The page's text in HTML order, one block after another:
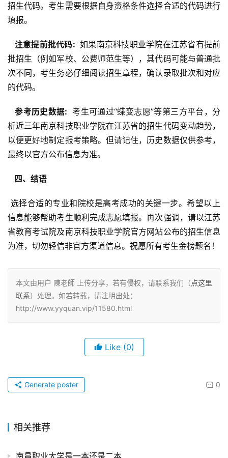
招生代码。考生需要根据自身资格条件选择合适的代码进行
填报。
  注意提前批代码:
如果南京科技职业学院在江苏省有提前
批招生（例如军校、公费师范生等），其代码可能与普通批
次不同，考生务必仔细阅读招生章程，确认录取批次和对应
的代码。
  参考历史数据:
考生可通过“蝶变志愿”等第三方平台，分
析近三年南京科技职业学院在江苏省的招生代码变动趋势，
以便更好地制定报考策略。但请记住，历史数据仅供参考，
最终以官方公布信息为准。
  四、结语
信息能够帮助考生顺利完成志愿填报。再次强调，请以江苏
省教育考试院及南京科技职业学院官方网站公布的招生信息
为准，切勿轻信非官方渠道信息。祝愿所有考生金榜题名！
本文由用户 陳老師 上传分享，若有侵权，请联系我们（点这里
联系）处理。如若转载，请注明出处：
http://www.yyquan.vip/11580.html
Like (0)
0
Generate poster
相关推荐
南昌职业大学是一本还是二本